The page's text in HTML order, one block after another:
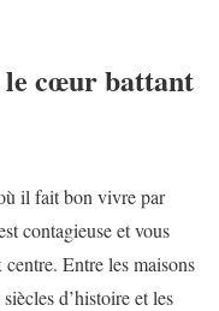
le cœur battant
il fait bon vivre par
contagieuse et vous
Entre les maisons
d’histoire et les